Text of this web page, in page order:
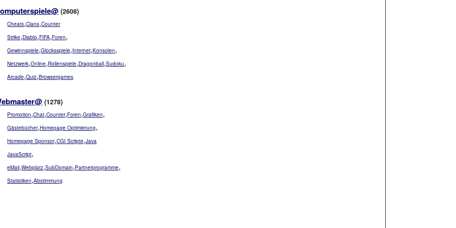
(2608)
Cheats,Clans,Counter
Strike,Diablo,FIFA,Foren,
Gewinnspiele,Glücksspiele,Internet,Konsolen,
Netzwerk,Online,Rollenspiele,Dragonball,Sudoku,
Arcade,Quiz,Browsergames
(1278)
Promotion,Chat,Counter,Foren,Grafiken,
Gästebücher,Homepage Optimierung,
Homepage Sponsor,CGI Scripte,Java
JavaScript,
eMail,Webplatz,SubDomain,Partnerprogramme,
Statistiken,Abstimmung